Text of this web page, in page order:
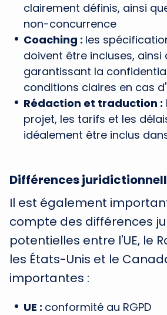
clairement définis, ainsi
non-concurrence
Coaching : les
doivent être incluses, ainsi
garantissant la
conditions claires en cas
Rédaction et traduction :
projet, les tarifs et les
idéalement être inclus
Différences
Il est également
compte des différences
potentielles entre l'UE, le
les États-Unis et le
importantes :
UE : conformité au RGPD